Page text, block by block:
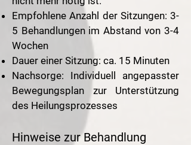
Empfohlene Anzahl der Sitzungen: 3-
5 Behandlungen im Abstand von 3-4
Wochen
Dauer einer Sitzung: ca. 15 Minuten
Nachsorge: Individuell angepasster
Bewegungsplan zur Unterstützung
des Heilungsprozesses
Hinweise zur Behandlung